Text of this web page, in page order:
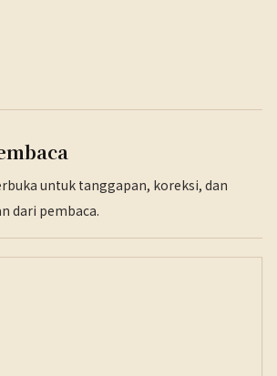
untuk tanggapan, koreksi, dan
dari pembaca.